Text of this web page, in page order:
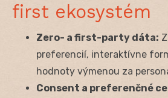
first ekosystém
Zero- a first-party dáta:
preferencií, interaktívne
hodnoty výmenou za
Consent a preferenčné